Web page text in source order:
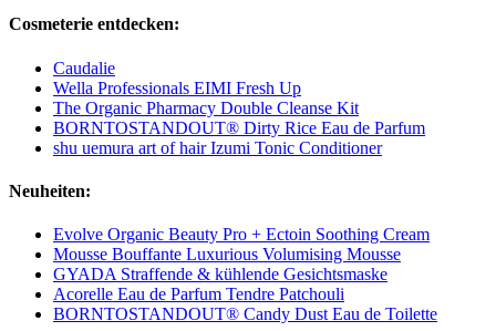
Cosmeterie entdecken:
Caudalie
Wella Professionals EIMI Fresh Up
The Organic Pharmacy Double Cleanse Kit
BORNTOSTANDOUT® Dirty Rice Eau de Parfum
shu uemura art of hair Izumi Tonic Conditioner
Neuheiten:
Evolve Organic Beauty Pro + Ectoin Soothing Cream
Mousse Bouffante Luxurious Volumising Mousse
GYADA Straffende & kühlende Gesichtsmaske
Acorelle Eau de Parfum Tendre Patchouli
BORNTOSTANDOUT® Candy Dust Eau de Toilette